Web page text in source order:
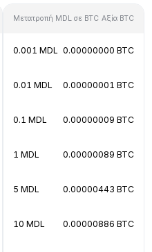
Μετατροπή MDL σε BTC Αξία BTC
0.001 MDL 0.00000000 BTC
0.01 MDL 0.00000001 BTC
0.1 MDL 0.00000009 BTC
1 MDL 0.00000089 BTC
5 MDL 0.00000443 BTC
10 MDL 0.00000886 BTC